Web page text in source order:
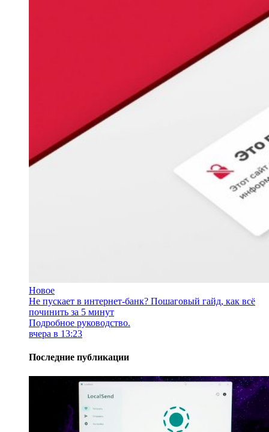
Новое
Не пускает в интернет-банк? Пошаговый гайд, как всё
починить за 5 минут
Подробное руководство.
вчера в 13:23
Последние публикации